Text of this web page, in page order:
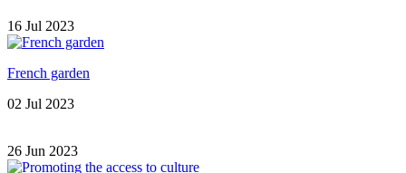
16 Jul 2023
French garden
02 Jul 2023
26 Jun 2023